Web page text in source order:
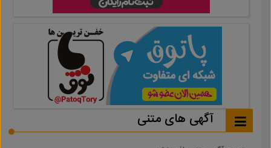
آگهی های متنی